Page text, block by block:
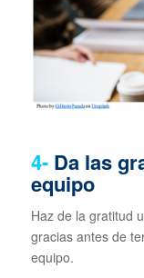
4- Da las
equipo
Haz de la gratitud
gracias antes de
equipo.